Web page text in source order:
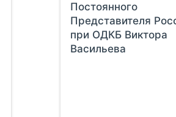
Постоянного
Представителя
при ОДКБ Виктора
Васильева